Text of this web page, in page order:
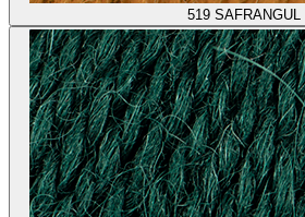
519 SAFRANGUL